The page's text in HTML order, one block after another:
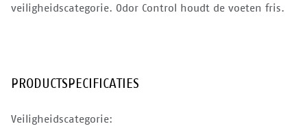
veiligheidscategorie. Odor Control houdt de voeten fris.
PRODUCTSPECIFICATIES
Veiligheidscategorie: